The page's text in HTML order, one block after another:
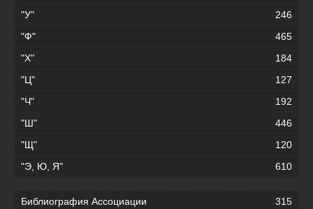
"У"
246
"Ф"
465
"Х"
184
"Ц"
127
"Ч"
192
"Ш"
446
"Щ"
120
"Э, Ю, Я"
610
Библиография Ассоциации
315